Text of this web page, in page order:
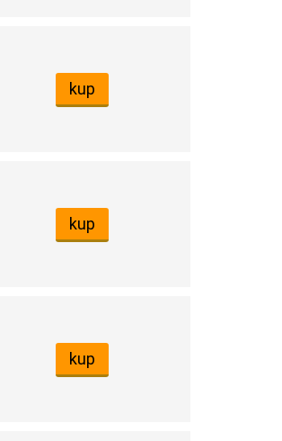
kup
kup
kup